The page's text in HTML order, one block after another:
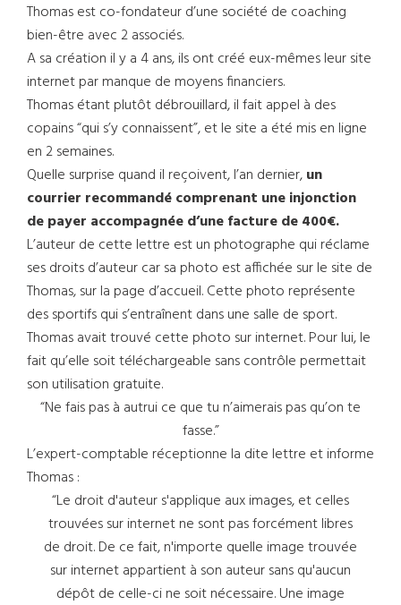
Thomas est co-fondateur d’une société de coaching
bien-être avec 2 associés.
A sa création il y a 4 ans, ils ont créé eux-mêmes leur site
internet par manque de moyens financiers.
Thomas étant plutôt débrouillard, il fait appel à des
copains “qui s’y connaissent”, et le site a été mis en ligne
en 2 semaines.
Quelle surprise quand il reçoivent, l’an dernier,un
courrier recommandé comprenant une injonction
de payer accompagnée d’une facture de 400€.
L’auteur de cette lettre est un photographe qui réclame
ses droits d’auteur car sa photo est affichée sur le site de
Thomas, sur la page d’accueil. Cette photo représente
des sportifs qui s’entraînent dans une salle de sport.
Thomas avait trouvé cette photo sur internet. Pour lui, le
fait qu’elle soit téléchargeable sans contrôle permettait
son utilisation gratuite.
“Ne fais pas à autrui ce que tu n’aimerais pas qu’on te
fasse.”
L’expert-comptable réceptionne la dite lettre et informe
Thomas :
“Le droit d'auteur s'applique aux images, et celles
trouvées sur internet ne sont pas forcément libres
de droit. De ce fait, n'importe quelle image trouvée
sur internet appartient à son auteur sans qu'aucun
dépôt de celle-ci ne soit nécessaire. Une image